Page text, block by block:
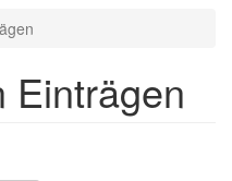
Einträgen